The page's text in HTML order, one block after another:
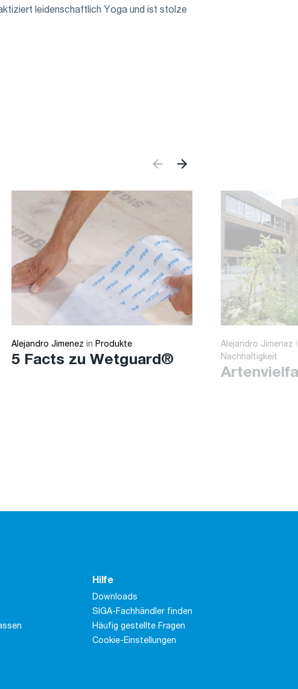
leidenschaftlich Yoga und ist stolze
Alejandro Jimenez in Produkte
5 Facts zu Wetguard®
Alejandro Jimenez
Nachhaltigkeit
Hilfe
Downloads
SIGA-Fachhändler finden
Häufig gestellte Fragen
Cookie-Einstellungen